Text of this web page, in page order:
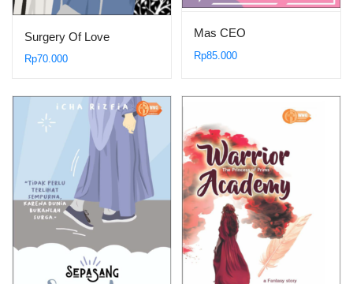
Surgery Of Love
Rp70.000
Mas CEO
Rp85.000